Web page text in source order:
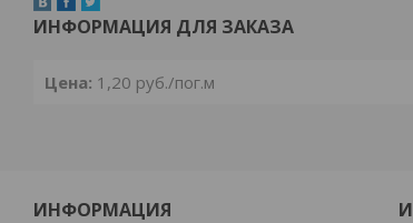
ИНФОРМАЦИЯ ДЛЯ ЗАКАЗА
Цена: 1,20 руб./пог.м
ИНФОРМАЦИЯ